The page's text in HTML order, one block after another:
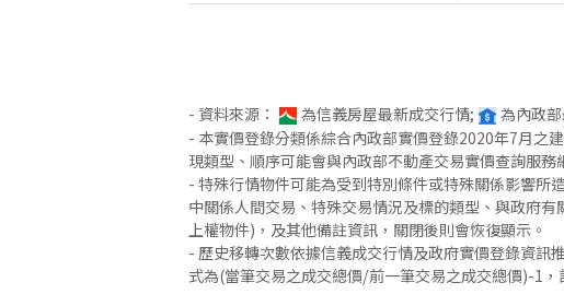
- 資料來源： 為信義房屋最新成交行情; 為內政
- 本實價登錄分類係綜合內政部實價登錄2020年7月之
現類型、順序可能會與內政部不動產交易實價查詢服務
- 特殊行情物件可能為受到特別條件或特殊關係影響所
中關係人間交易、特殊交易情況及標的類型、與政府
上權物件)，及其他備註資訊，關閉後則會恢復顯示。
- 歷史移轉次數依據信義成交行情及政府實價登錄資訊
式為(當筆交易之成交總價/前一筆交易之成交總價)-1